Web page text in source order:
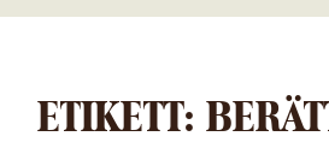
ETIKETT: